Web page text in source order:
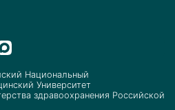
Национальный
Университет
здравоохранения Российской